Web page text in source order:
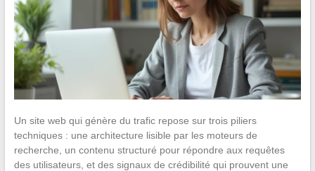
Un site web qui génère du trafic repose sur trois piliers
techniques : une architecture lisible par les moteurs de
recherche, un contenu structuré pour répondre aux requêtes
des utilisateurs, et des signaux de crédibilité qui prouvent une